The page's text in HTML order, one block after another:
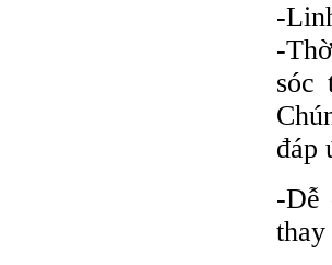
-
-
sóc
đáp
-Dễ